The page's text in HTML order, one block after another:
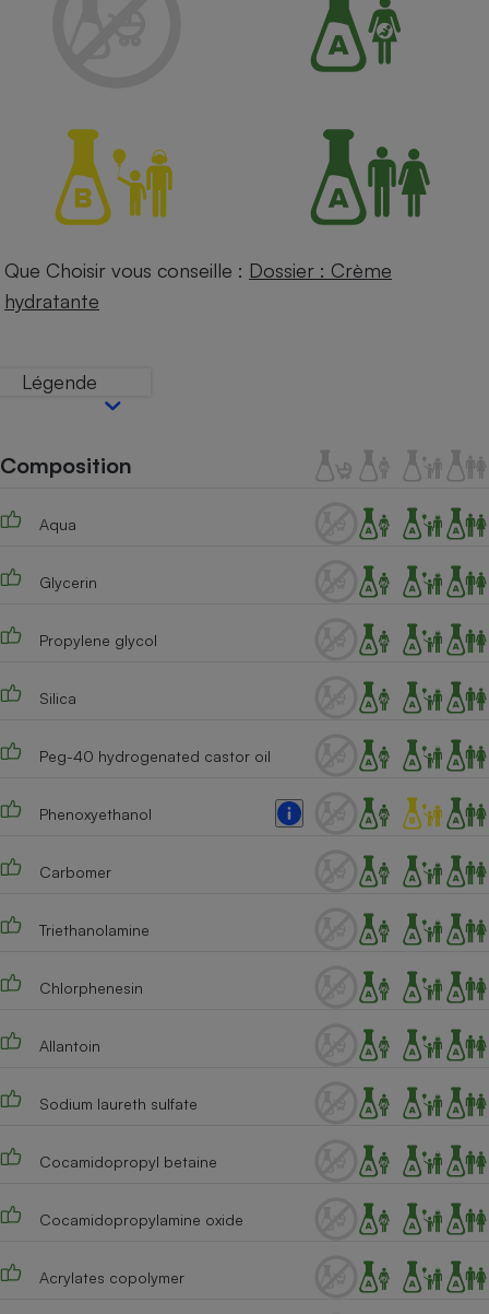
Que Choisir vous conseille : Dossier : Crème
hydratante
Légende
Composition
Aqua
Glycerin
Propylene glycol
Silica
Peg-40 hydrogenated castor oil
Phenoxyethanol
Carbomer
Triethanolamine
Chlorphenesin
Allantoin
Sodium laureth sulfate
Cocamidopropyl betaine
Cocamidopropylamine oxide
Acrylates copolymer
Complément
alimentaire
Petit électroménager -
Plaque de cuisson à
Climatiseur -
Ventilateur
Robot ménager
Téléviseur
Téléphone mobile -
Smartphone
Antivirus
Matelas
Climatiseur -